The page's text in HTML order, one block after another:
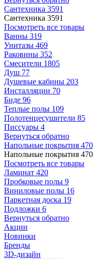
Сантехника 3591
Сантехника 3591
Посмотреть все товары
Ванны 319
Унитазы 469
Раковины 352
Смесители 1805
Душ 77
Душевые кабины 203
Инсталляции 70
Биде 96
Теплые полы 109
Полотенцесушители 85
Писсуары 4
Вернуться обратно
Напольные покрытия 470
Напольные покрытия 470
Посмотреть все товары
Ламинат 420
Пробковые полы 9
Виниловые полы 16
Паркетная доска 19
Подложки 6
Вернуться обратно
Акции
Новинки
Бренды
3D-дизайн